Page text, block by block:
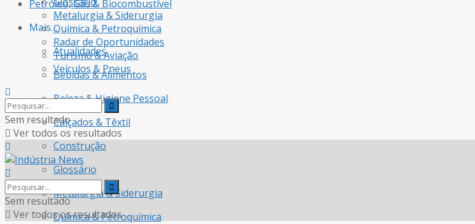
Petróleo, Gás & Biocombustível
Mais…
Atualidades
Bebidas & Alimentos
Beleza & Higiene Pessoal
Calçados & Têxtil
Construção
Glossário
Metalurgia & Siderurgia
Química & Petroquímica
Metalurgia & Siderurgia
Química & Petroquímica
Radar de Oportunidades
Turismo & Aviação
Veículos & Pneus
Sem resultado
Ver todos os resultados
Sem resultado
Ver todos os resultados